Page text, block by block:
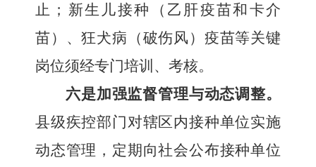
止；新生儿接种（乙肝疫苗和卡介
苗）、狂犬病（破伤风）疫苗等关键
岗位须经专门培训、考核。
六是加强监督管理与动态调整。
县级疾控部门对辖区内接种单位实施
动态管理，定期向社会公布接种单位